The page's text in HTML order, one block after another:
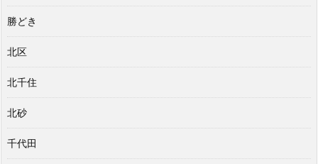
勝どき
北区
北千住
北砂
千代田